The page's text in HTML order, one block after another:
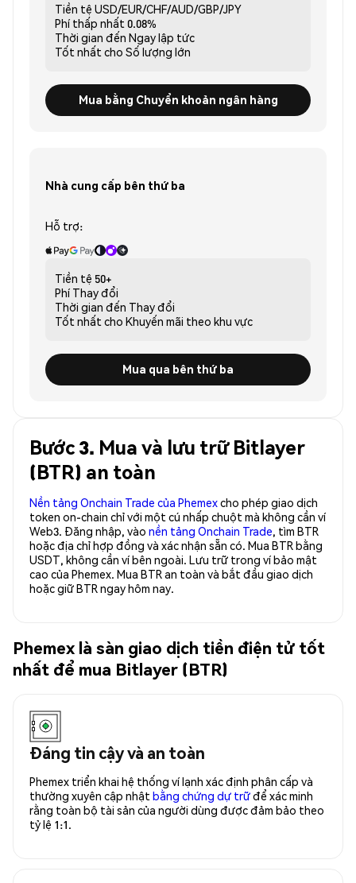
Tiền tệ USD/EUR/CHF/AUD/GBP/JPY
Phí thấp nhất 0.08%
Thời gian đến Ngay lập tức
Tốt nhất cho Số lượng lớn
Mua bằng Chuyển khoản ngân hàng
Nhà cung cấp bên thứ ba
Hỗ trợ:
Tiền tệ 50+
Phí Thay đổi
Thời gian đến Thay đổi
Tốt nhất cho Khuyến mãi theo khu vực
Mua qua bên thứ ba
Bước 3. Mua và lưu trữ Bitlayer
(BTR) an toàn
Nền tảng Onchain Trade của Phemexcho phép giao dịch
token on-chain chỉ với một cú nhấp chuột mà không cần ví
Web3. Đăng nhập, vào nền tảng Onchain Trade, tìm BTR
hoặc địa chỉ hợp đồng và xác nhận sẵn có. Mua BTR bằng
USDT, không cần ví bên ngoài. Lưu trữ trong ví bảo mật
cao của Phemex. Mua BTR an toàn và bắt đầu giao dịch
hoặc giữ BTR ngay hôm nay.
Phemex là sàn giao dịch tiền điện tử tốt
nhất để mua Bitlayer (BTR)
Đáng tin cậy và an toàn
Phemex triển khai hệ thống ví lạnh xác định phân cấp và
thường xuyên cập nhật bằng chứng dự trữđể xác minh
rằng toàn bộ tài sản của người dùng được đảm bảo theo
tỷ lệ 1:1.